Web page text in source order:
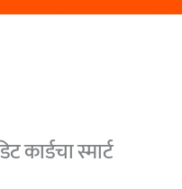
कार्डचा स्मार्ट